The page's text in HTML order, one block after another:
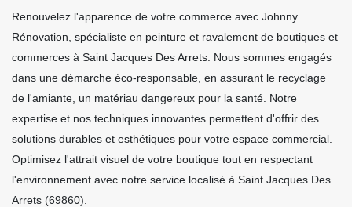
Renouvelez l'apparence de votre commerce avec Johnny
Rénovation, spécialiste en peinture et ravalement de boutiques et
commerces à Saint Jacques Des Arrets. Nous sommes engagés
dans une démarche éco-responsable, en assurant le recyclage
de l'amiante, un matériau dangereux pour la santé. Notre
expertise et nos techniques innovantes permettent d'offrir des
solutions durables et esthétiques pour votre espace commercial.
Optimisez l'attrait visuel de votre boutique tout en respectant
l'environnement avec notre service localisé à Saint Jacques Des
Arrets (69860).